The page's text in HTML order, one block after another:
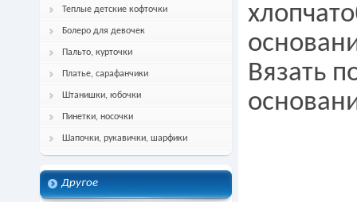
Теплые детские кофточки
Болеро для девочек
Пальто, курточки
Платье, сарафанчики
Штанишки, юбочки
Пинетки, носочки
Шапочки, рукавички, шарфики
Другое
Вязать